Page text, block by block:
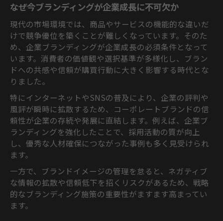
ブランディング三要素が企業価値に与える
影響
認知度向上に直結するブランディング施策
企業ブランディング施策で認知度を飛躍的
に高める方法
SNSと連動したブランディングの効果的な
ブランド認知拡大に効くブランディング実
践例
顧客接点を増やすためのブランディング戦
略
オンライン施策と組み合わせた企業ブラン
事例から学ぶ企業ブランディングの本質
企業ブランディング成功事例の共通点と学
び
なぜ今ブランディングが企業成長に不可欠か
現代の市場環境では、商品やサービスの機能的な違いだ
けで競争優位を築くことが難しくなっています。そのた
め、企業ブランディングが企業成長の必須条件となって
います。消費者の価値観や選択基準が多様化し、ブラン
ドへの共感や信頼が購買行動に大きく影響する時代とな
りました。
特にインターネットやSNSの普及により、企業の評判や
風評が瞬時に拡散するため、コーポレートブランドの信
頼性が企業の存続や発展に直結します。例えば、企業ブ
ランディングを強化したことで、採用活動の質が向上
し、優秀な人材確保につながった事例も多く見受けられ
ます。
一方で、ブランドイメージの管理を怠ると、ネガティブ
な情報の拡散や信頼低下を招くリスクがあるため、戦略
的なブランディング施策の重要性がますます高まってい
ます。